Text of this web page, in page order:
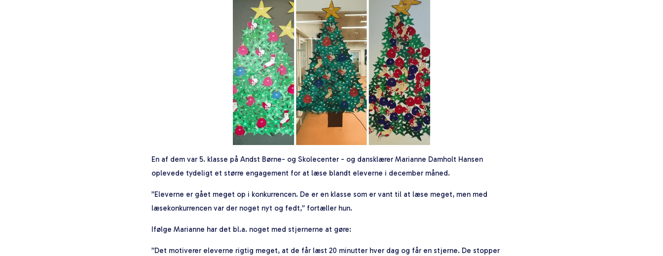
En af dem var 5. klasse på Andst Børne- og Skolecenter - og dansklærer Marianne Damholt Hansen
oplevede tydeligt et større engagement for at læse blandt eleverne i december måned.
”Eleverne er gået meget op i konkurrencen. De er en klasse som er vant til at læse meget, men med
læsekonkurrencen var der noget nyt og fedt,” fortæller hun.
Ifølge Marianne har det bl.a. noget med stjernerne at gøre:
”Det motiverer eleverne rigtig meget, at de får læst 20 minutter hver dag og får en stjerne. De stopper